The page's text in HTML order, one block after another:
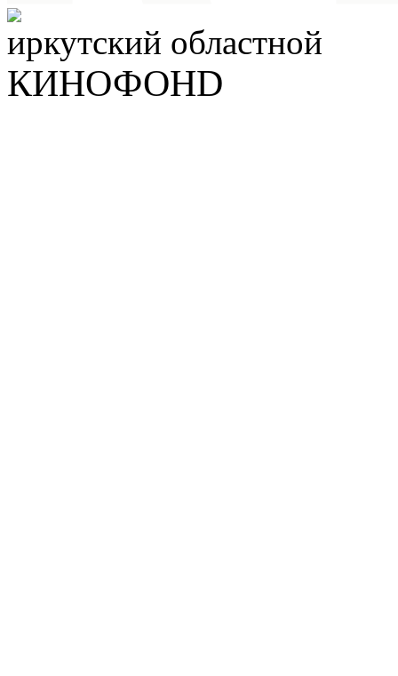
иркутский областной
КИНОФОНD